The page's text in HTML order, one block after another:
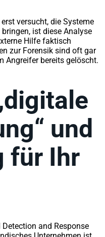
versucht, die Systeme
ist diese Analyse
Hilfe faktisch
zur Forensik sind oft gar
Angreifer bereits gelöscht.
und
für Ihr
and Response